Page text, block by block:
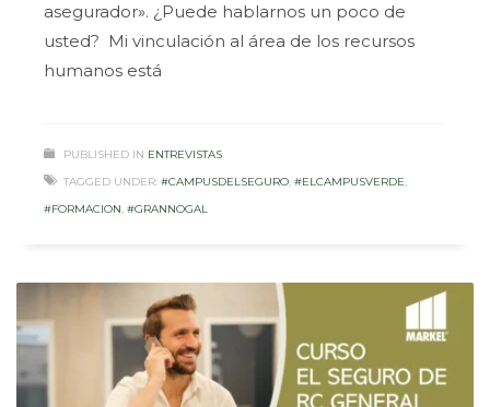
asegurador». ¿Puede hablarnos un poco de
usted? Mi vinculación al área de los recursos
humanos está
PUBLISHED IN ENTREVISTAS
TAGGED UNDER: #CAMPUSDELSEGURO, #ELCAMPUSVERDE,
#FORMACION, #GRANNOGAL